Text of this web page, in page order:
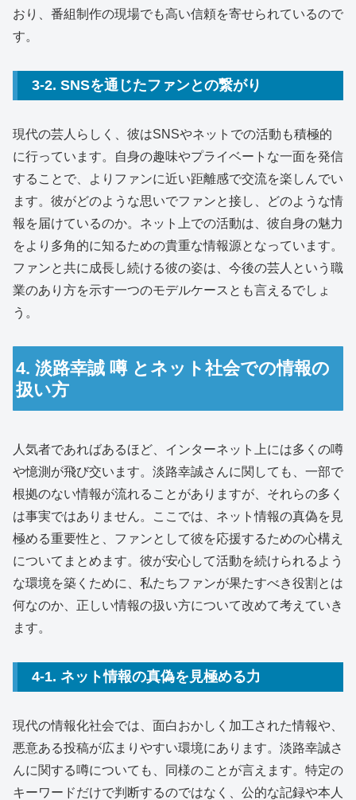
おり、番組制作の現場でも高い信頼を寄せられているので
す。
3-2. SNSを通じたファンとの繋がり
現代の芸人らしく、彼はSNSやネットでの活動も積極的
に行っています。自身の趣味やプライベートな一面を発信
することで、よりファンに近い距離感で交流を楽しんでい
ます。彼がどのような思いでファンと接し、どのような情
報を届けているのか。ネット上での活動は、彼自身の魅力
をより多角的に知るための貴重な情報源となっています。
ファンと共に成長し続ける彼の姿は、今後の芸人という職
業のあり方を示す一つのモデルケースとも言えるでしょ
う。
4. 淡路幸誠 噂 とネット社会での情報の
扱い方
人気者であればあるほど、インターネット上には多くの噂
や憶測が飛び交います。淡路幸誠さんに関しても、一部で
根拠のない情報が流れることがありますが、それらの多く
は事実ではありません。ここでは、ネット情報の真偽を見
極める重要性と、ファンとして彼を応援するための心構え
についてまとめます。彼が安心して活動を続けられるよう
な環境を築くために、私たちファンが果たすべき役割とは
何なのか、正しい情報の扱い方について改めて考えていき
ます。
4-1. ネット情報の真偽を見極める力
現代の情報化社会では、面白おかしく加工された情報や、
悪意ある投稿が広まりやすい環境にあります。淡路幸誠さ
んに関する噂についても、同様のことが言えます。特定の
キーワードだけで判断するのではなく、公的な記録や本人